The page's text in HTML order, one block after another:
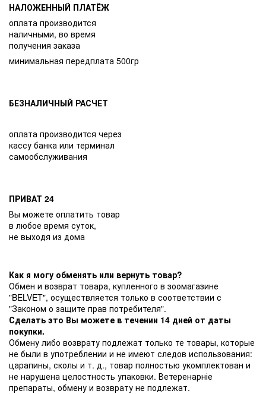
НАЛОЖЕННЫЙ ПЛАТЁЖ
оплата производится
наличными, во время
получения заказа
минимальная передплата 500гр
БЕЗНАЛИЧНЫЙ РАСЧЕТ
оплата производится через
кассу банка или терминал
самообслуживания
ПРИВАТ 24
Вы можете оплатить товар
в любое время суток,
не выходя из дома
Как я могу обменять или вернуть товар?
Обмен и возврат товара, купленного в зоомагазине
"BELVET", осуществляется только в соответствии с
"Законом о защите прав потребителя".
Сделать это Вы можете в течении 14 дней от даты
покупки.
Обмену либо возврату подлежат только те товары, которые
не были в употреблении и не имеют следов использования:
царапины, сколы и т. д., товар полностью укомплектован и
не нарушена целостность упаковки. Ветеренарніе
препараты, обмену и возврату не подлежат.